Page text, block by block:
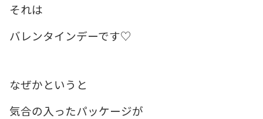
それは
バレンタインデーです♡
なぜかというと
気合の入ったパッケージが